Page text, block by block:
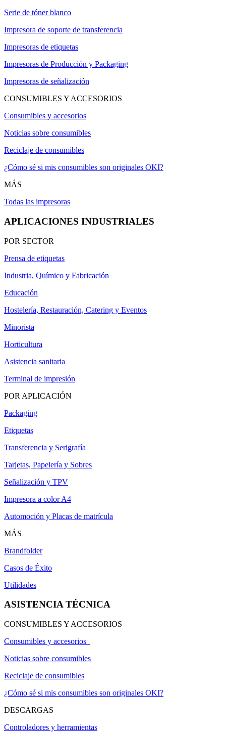
Serie de tóner blanco
Impresora de soporte de transferencia
Impresoras de etiquetas
Impresoras de Producción y Packaging
Impresoras de señalización
CONSUMIBLES Y ACCESORIOS
Consumibles y accesorios
Noticias sobre consumibles
Reciclaje de consumibles
¿Cómo sé si mis consumibles son originales OKI?
MÁS
Todas las impresoras
APLICACIONES INDUSTRIALES
POR SECTOR
Prensa de etiquetas
Industria, Químico y Fabricación
Educación
Hostelería, Restauración, Catering y Eventos
Minorista
Horticultura
Asistencia sanitaria
Terminal de impresión
POR APLICACIÓN
Packaging
Etiquetas
Transferencia y Serigrafía
Tarjetas, Papelería y Sobres
Señalización y TPV
Impresora a color A4
Automoción y Placas de matrícula
MÁS
Brandfolder
Casos de Éxito
Utilidades
ASISTENCIA TÉCNICA
CONSUMIBLES Y ACCESORIOS
Consumibles y accesorios
Noticias sobre consumibles
Reciclaje de consumibles
¿Cómo sé si mis consumibles son originales OKI?
DESCARGAS
Controladores y herramientas